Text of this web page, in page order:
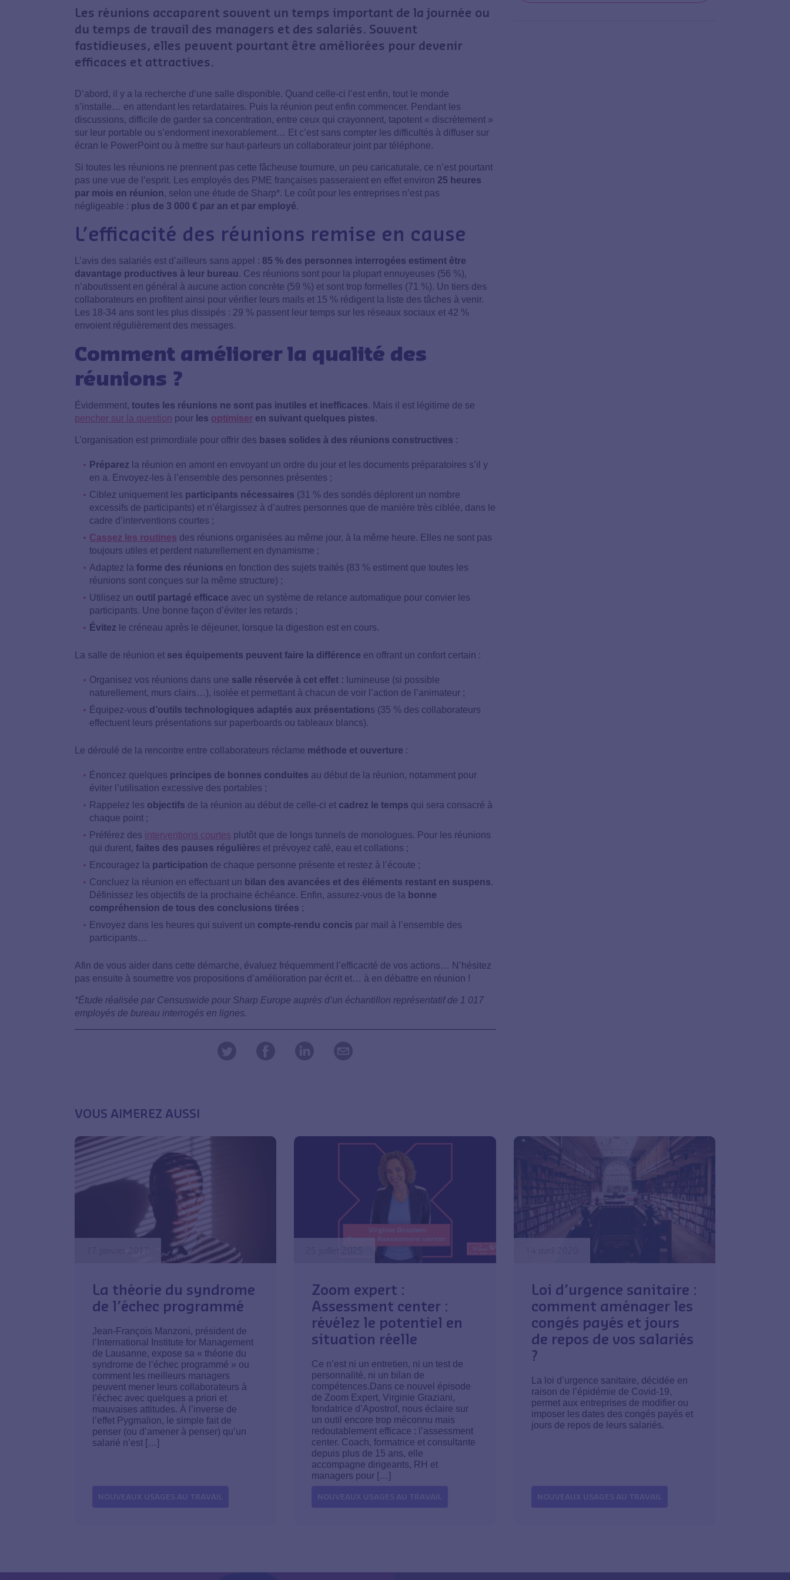
Les réunions accaparent souvent un temps important de la journée ou
du temps de travail des managers et des salariés. Souvent
fastidieuses, elles peuvent pourtant être améliorées pour devenir
efficaces et attractives.
D’abord, il y a la recherche d’une salle disponible. Quand celle-ci l’est enfin, tout le monde
s’installe… en attendant les retardataires. Puis la réunion peut enfin commencer. Pendant les
discussions, difficile de garder sa concentration, entre ceux qui crayonnent, tapotent « discrètement »
sur leur portable ou s’endorment inexorablement… Et c’est sans compter les difficultés à diffuser sur
écran le PowerPoint ou à mettre sur haut-parleurs un collaborateur joint par téléphone.
Si toutes les réunions ne prennent pas cette fâcheuse tournure, un peu caricaturale, ce n’est pourtant
pas une vue de l’esprit. Les employés des PME françaises passeraient en effet environ 25 heures
par mois en réunion, selon une étude de Sharp*. Le coût pour les entreprises n’est pas
négligeable : plus de 3 000 € par an et par employé.
L’efficacité des réunions remise en cause
L’avis des salariés est d’ailleurs sans appel : 85 % des personnes interrogées estiment être
davantage productives à leur bureau. Ces réunions sont pour la plupart ennuyeuses (56 %),
n’aboutissent en général à aucune action concrète (59 %) et sont trop formelles (71 %). Un tiers des
collaborateurs en profitent ainsi pour vérifier leurs mails et 15 % rédigent la liste des tâches à venir.
Les 18-34 ans sont les plus dissipés : 29 % passent leur temps sur les réseaux sociaux et 42 %
envoient régulièrement des messages.
Comment améliorer la qualité des
réunions ?
Évidemment, toutes les réunions ne sont pas inutiles et inefficaces. Mais il est légitime de se
pencher sur la question pour les optimiser en suivant quelques pistes.
L’organisation est primordiale pour offrir des bases solides à des réunions constructives :
Préparez la réunion en amont en envoyant un ordre du jour et les documents préparatoires s’il y
en a. Envoyez-les à l’ensemble des personnes présentes ;
Ciblez uniquement les participants nécessaires (31 % des sondés déplorent un nombre
excessifs de participants) et n’élargissez à d’autres personnes que de manière très ciblée, dans le
cadre d’interventions courtes ;
Cassez les routines des réunions organisées au même jour, à la même heure. Elles ne sont pas
toujours utiles et perdent naturellement en dynamisme ;
Adaptez la forme des réunions en fonction des sujets traités (83 % estiment que toutes les
réunions sont conçues sur la même structure) ;
Utilisez un outil partagé efficace avec un système de relance automatique pour convier les
participants. Une bonne façon d’éviter les retards ;
Évitez le créneau après le déjeuner, lorsque la digestion est en cours.
La salle de réunion et ses équipements peuvent faire la différence en offrant un confort certain :
Organisez vos réunions dans une salle réservée à cet effet : lumineuse (si possible
naturellement, murs clairs…), isolée et permettant à chacun de voir l’action de l’animateur ;
Équipez-vous d’outils technologiques adaptés aux présentations (35 % des collaborateurs
effectuent leurs présentations sur paperboards ou tableaux blancs).
Le déroulé de la rencontre entre collaborateurs réclame méthode et ouverture :
Énoncez quelques principes de bonnes conduites au début de la réunion, notamment pour
éviter l’utilisation excessive des portables ;
Rappelez les objectifs de la réunion au début de celle-ci et cadrez le temps qui sera consacré à
chaque point ;
Préférez des interventions courtes plutôt que de longs tunnels de monologues. Pour les réunions
qui durent, faites des pauses régulières et prévoyez café, eau et collations ;
Encouragez la participation de chaque personne présente et restez à l’écoute ;
Concluez la réunion en effectuant un bilan des avancées et des éléments restant en suspens.
Définissez les objectifs de la prochaine échéance. Enfin, assurez-vous de la bonne
compréhension de tous des conclusions tirées ;
Envoyez dans les heures qui suivent un compte-rendu concis par mail à l’ensemble des
participants…
Afin de vous aider dans cette démarche, évaluez fréquemment l’efficacité de vos actions… N’hésitez
pas ensuite à soumettre vos propositions d’amélioration par écrit et… à en débattre en réunion !
*Étude réalisée par Censuswide pour Sharp Europe auprès d’un échantillon représentatif de 1 017
employés de bureau interrogés en lignes.
VOUS AIMEREZ AUSSI
La théorie du syndrome
de l’échec programmé
Jean-François Manzoni, président de
l’International Institute for Management
de Lausanne, expose sa « théorie du
syndrome de l’échec programmé » ou
comment les meilleurs managers
peuvent mener leurs collaborateurs à
l’échec avec quelques a priori et
mauvaises attitudes. À l’inverse de
l’effet Pygmalion, le simple fait de
penser (ou d’amener à penser) qu’un
salarié n’est […]
NOUVEAUX USAGES AU TRAVAIL
Zoom expert :
Assessment center :
révélez le potentiel en
situation réelle
Ce n’est ni un entretien, ni un test de
personnalité, ni un bilan de
compétences.Dans ce nouvel épisode
de Zoom Expert, Virginie Graziani,
fondatrice d’Apostrof, nous éclaire sur
un outil encore trop méconnu mais
redoutablement efficace : l’assessment
center. Coach, formatrice et consultante
depuis plus de 15 ans, elle
accompagne dirigeants, RH et
managers pour […]
NOUVEAUX USAGES AU TRAVAIL
Loi d’urgence sanitaire :
comment aménager les
congés payés et jours
de repos de vos salariés
?
La loi d’urgence sanitaire, décidée en
raison de l’épidémie de Covid-19,
permet aux entreprises de modifier ou
imposer les dates des congés payés et
jours de repos de leurs salariés.
NOUVEAUX USAGES AU TRAVAIL